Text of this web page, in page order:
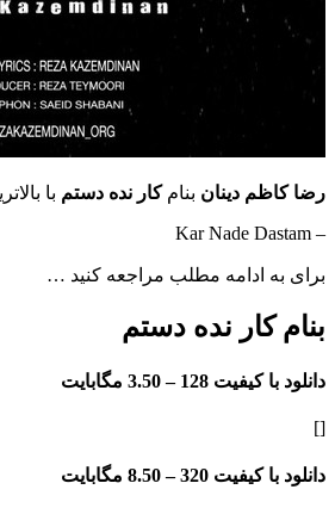
دینانبنامکار نده دستم با بالاترین کیفیت
ادامه مطلب مراجعه کنید …
نده دستم
128 – 3.50 مگابایت
320 – 8.50 مگابایت